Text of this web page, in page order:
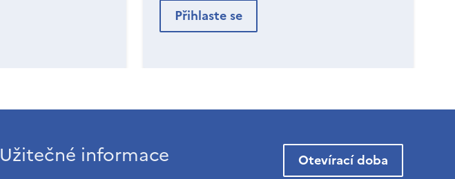
Užitečné informace Otevírací doba